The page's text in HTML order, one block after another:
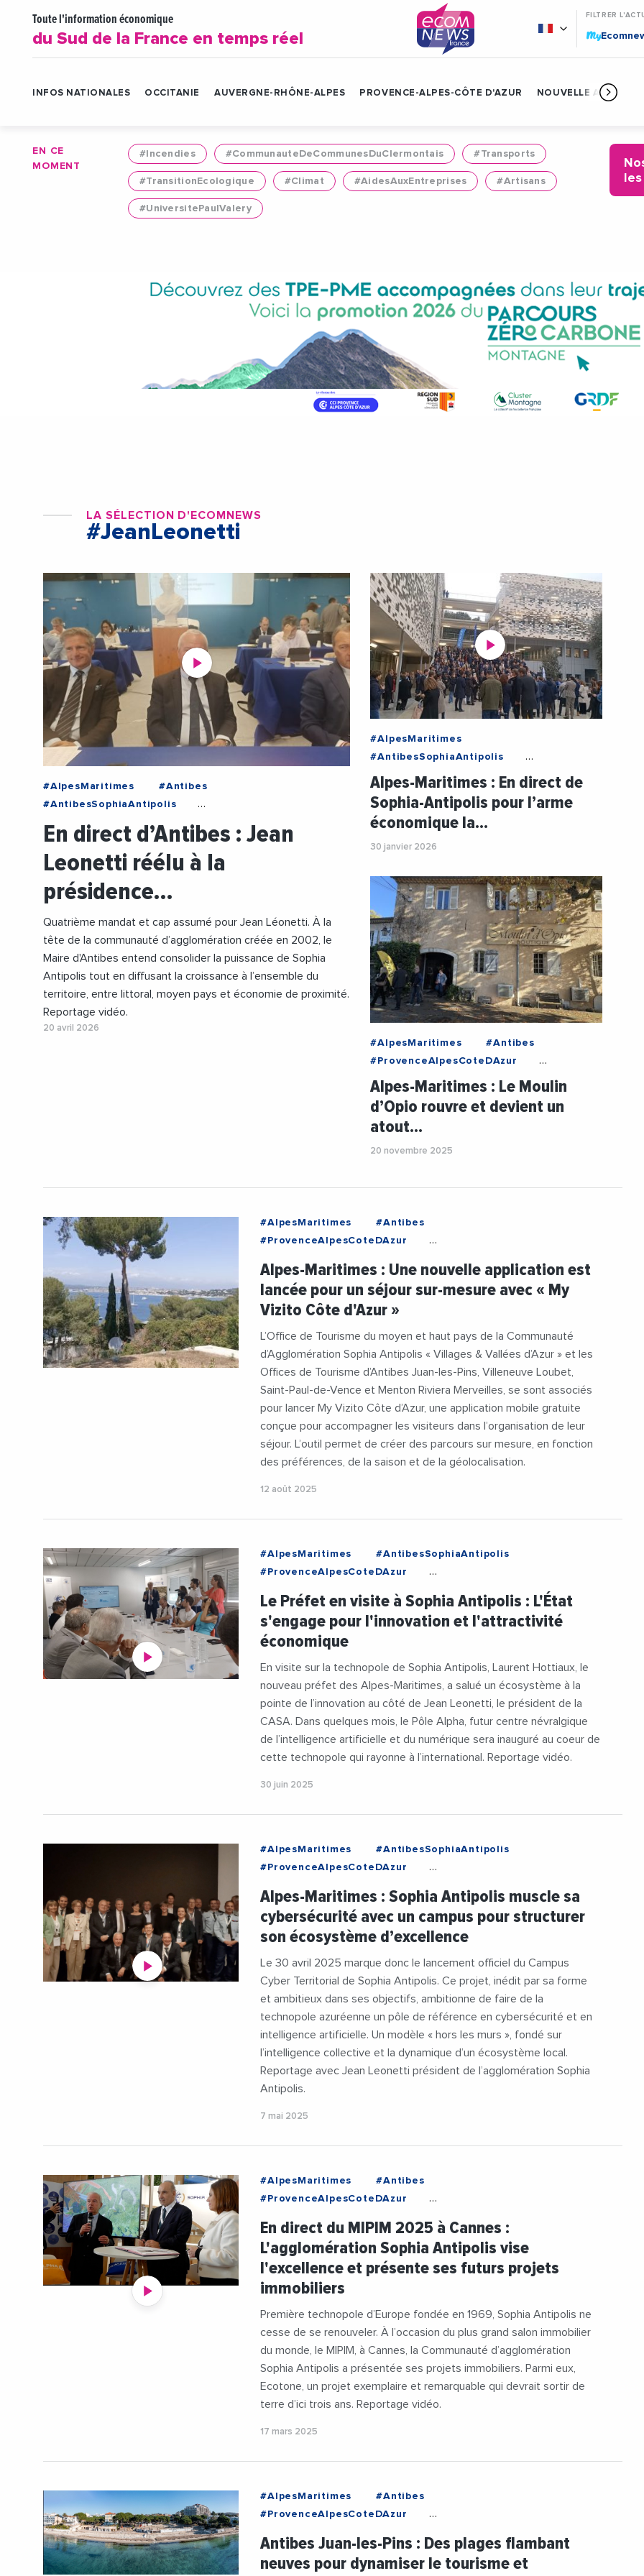
Toute l'information économique
du Sud de la France en temps réel
FILTRER
My
INFOS NATIONALES OCCITANIE AUVERGNE-RHÔNE-ALPES PROVENCE-ALPES-CÔTE D'AZUR NOUVELLE AQUITAINE
EN CE
MOMENT
#Incendies #CommunauteDeCommunesDuClermontais #Transports
#TransitionEcologique #Climat #AidesAuxEntreprises #Artisans
#UniversitePaulValery
LA SÉLECTION D'ECOMNEWS
#JeanLeonetti
#AlpesMaritimes
#Antibes
#AntibesSophiaAntipolis
#ProvenceAlpesCoteDAzur
#AgglomerationDeSophiaAntipolis
#Agriculture
#Commerces
#Economie
#Elections
En direct d’Antibes : Jean
Leonetti réélu à la
présidence…
Quatrième mandat et cap assumé pour Jean Léonetti. À la
tête de la communauté d’agglomération créée en 2002, le
Maire d'Antibes entend consolider la puissance de Sophia
Antipolis tout en diffusant la croissance à l’ensemble du
territoire, entre littoral, moyen pays et économie de proximité.
Reportage vidéo.
20 avril 2026
#AlpesMaritimes
#AntibesSophiaAntipolis
#ProvenceAlpesCoteDAzur
#AgglomerationDeSophiaAntipolis
#CharlesAngeGinesy
#Collectivites
#DepartementDesAlpesMaritimes
#Entreprises
#Innovation
#IntelligenceArtificielle
#JeanLeonetti
#Numerique
#StartUp
#Videos
Alpes-Maritimes : En direct de
Sophia-Antipolis pour l’arme
économique la…
30 janvier 2026
#AlpesMaritimes
#Antibes
#ProvenceAlpesCoteDAzur
#AgglomerationDeSophiaAntipolis
#Agriculture
#AOP
#Bio
#Culture
#Innovation
#Oleiculture
Alpes-Maritimes : Le Moulin
d’Opio rouvre et devient un
atout…
20 novembre 2025
#AlpesMaritimes
#Antibes
#ProvenceAlpesCoteDAzur
#JeanLeonetti
#Tourisme
Alpes-Maritimes : Une nouvelle application est
lancée pour un séjour sur-mesure avec « My
Vizito Côte d'Azur »
L’Office de Tourisme du moyen et haut pays de la Communauté
d’Agglomération Sophia Antipolis « Villages & Vallées d’Azur » et les
Offices de Tourisme d’Antibes Juan-les-Pins, Villeneuve Loubet,
Saint-Paul-de-Vence et Menton Riviera Merveilles, se sont associés
pour lancer My Vizito Côte d’Azur, une application mobile gratuite
conçue pour accompagner les visiteurs dans l’organisation de leur
séjour. L’outil permet de créer des parcours sur mesure, en fonction
des préférences, de la saison et de la géolocalisation.
12 août 2025
#AlpesMaritimes
#AntibesSophiaAntipolis
#ProvenceAlpesCoteDAzur
#Entreprises
#Innovation
#IntelligenceArtificielle
#JeanLeonetti
#PrefectureDesAlpesMaritimes
#Technologie
Le Préfet en visite à Sophia Antipolis : L'État
s'engage pour l'innovation et l'attractivité
économique
En visite sur la technopole de Sophia Antipolis, Laurent Hottiaux, le
nouveau préfet des Alpes-Maritimes, a salué un écosystème à la
pointe de l’innovation au côté de Jean Leonetti, le président de la
CASA. Dans quelques mois, le Pôle Alpha, futur centre névralgique
de l’intelligence artificielle et du numérique sera inauguré au coeur de
cette technopole qui rayonne à l’international. Reportage vidéo.
30 juin 2025
#AlpesMaritimes
#AntibesSophiaAntipolis
#ProvenceAlpesCoteDAzur
#Cybersecurite
#Decideurs
#IntelligenceArtificielle
#JeanLeonetti
#Numerique
#Videos #VieDesEntreprises
Alpes-Maritimes : Sophia Antipolis muscle sa
cybersécurité avec un campus pour structurer
son écosystème d’excellence
Le 30 avril 2025 marque donc le lancement officiel du Campus
Cyber Territorial de Sophia Antipolis. Ce projet, inédit par sa forme
et ambitieux dans ses objectifs, ambitionne de faire de la
technopole azuréenne un pôle de référence en cybersécurité et en
intelligence artificielle. Un modèle « hors les murs », fondé sur
l’intelligence collective et la dynamique d’un écosystème local.
Reportage avec Jean Leonetti président de l’agglomération Sophia
Antipolis.
7 mai 2025
#AlpesMaritimes
#Antibes
#ProvenceAlpesCoteDAzur
#Cybersecurite
#Developpement
#Ecologie
#Economie
#Emploi
#Entreprises
#Environnement
#Formation
#Immobilier
#Innovation
#Sante
En direct du MIPIM 2025 à Cannes :
L'agglomération Sophia Antipolis vise
l'excellence et présente ses futurs projets
immobiliers
Première technopole d’Europe fondée en 1969, Sophia Antipolis ne
cesse de se renouveler. À l’occasion du plus grand salon immobilier
du monde, le MIPIM, à Cannes, la Communauté d’agglomération
Sophia Antipolis a présentée ses projets immobiliers. Parmi eux,
Ecotone, un projet exemplaire et remarquable qui devrait sortir de
terre d’ici trois ans. Reportage vidéo.
17 mars 2025
#AlpesMaritimes
#Antibes
#ProvenceAlpesCoteDAzur
#Construction
#JeanLeonetti
#Tourisme
#Travaux
#Videos
Antibes Juan-les-Pins : Des plages flambant
neuves pour dynamiser le tourisme et